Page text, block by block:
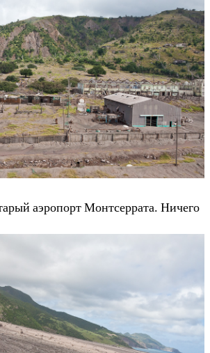
аэропорт Монтсеррата. Ничего